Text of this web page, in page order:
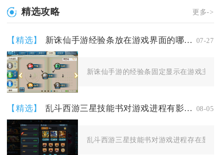
精选攻略 更多->
【精选】 新诛仙手游经验条放在游戏界面的哪个位置 07-27
新诛仙手游的经验条固定显示在游戏主界
【精选】 乱斗西游三星技能书对游戏进程有影响吗 08-05
乱斗西游三星技能书对游戏进程存在显著